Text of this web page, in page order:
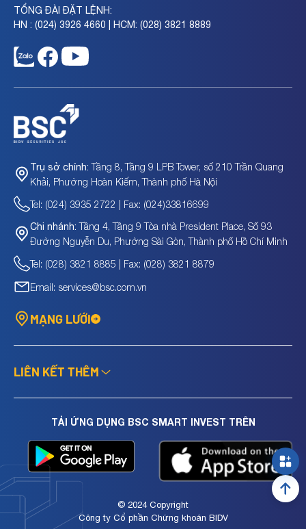
danh mục cho vay ký quỹ tại BSC
TỔNG ĐÀI ĐẶT LỆNH:
HN : (024) 3926 4660 | HCM: (028) 3821 8889
Trụ sở chính: Tầng 8, Tầng 9 LPB Tower, số 210 Trần Quang
Khải, Phường Hoàn Kiếm, Thành phố Hà Nội
Tel: (024) 3935 2722 | Fax: (024)33816699
Chi nhánh: Tầng 4, Tầng 9 Tòa nhà President Place, Số 93
Đường Nguyễn Du, Phường Sài Gòn, Thành phố Hồ Chí Minh
Tel: (028) 3821 8885 | Fax: (028) 3821 8879
Email: services@bsc.com.vn
MẠNG LƯỚI
LIÊN KẾT THÊM
TẢI ỨNG DỤNG BSC SMART INVEST TRÊN
© 2024 Copyright
Công ty Cổ phần Chứng khoán BIDV